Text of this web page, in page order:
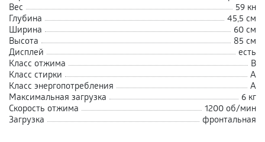
Вес
59 кн
Глубина
45,5 см
Ширина
60 см
Высота
85 см
Дисплей
есть
Класс отжима
В
Класс стирки
А
Класс энергопотребления
A
Максимальная загрузка
6 кг
Скорость отжима
1200 об/мин
Загрузка
фронтальная